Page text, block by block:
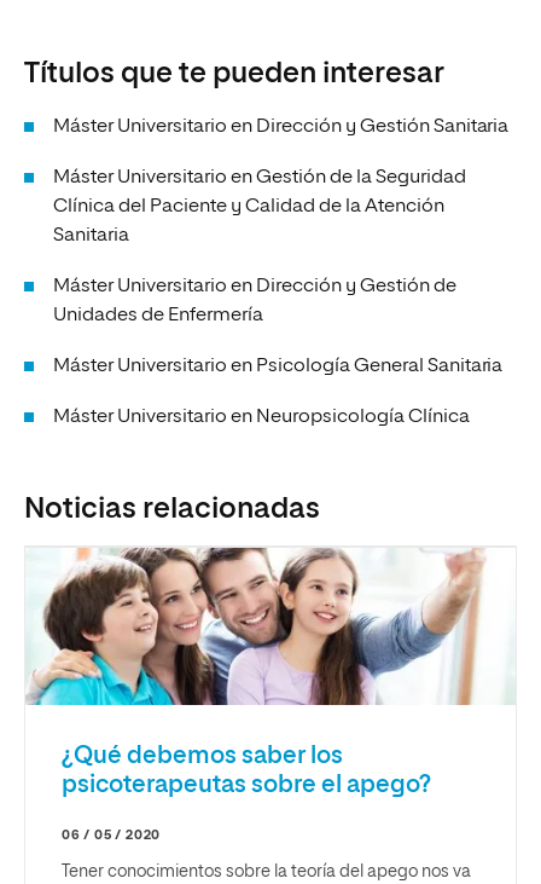
Títulos que te pueden interesar
Máster Universitario en Dirección y Gestión Sanitaria
Máster Universitario en Gestión de la Seguridad
Clínica del Paciente y Calidad de la Atención
Sanitaria
Máster Universitario en Dirección y Gestión de
Unidades de Enfermería
Máster Universitario en Psicología General Sanitaria
Máster Universitario en Neuropsicología Clínica
Noticias relacionadas
¿Qué debemos saber los
psicoterapeutas sobre el apego?
06 / 05 / 2020
Tener conocimientos sobre la teoría del apego nos va